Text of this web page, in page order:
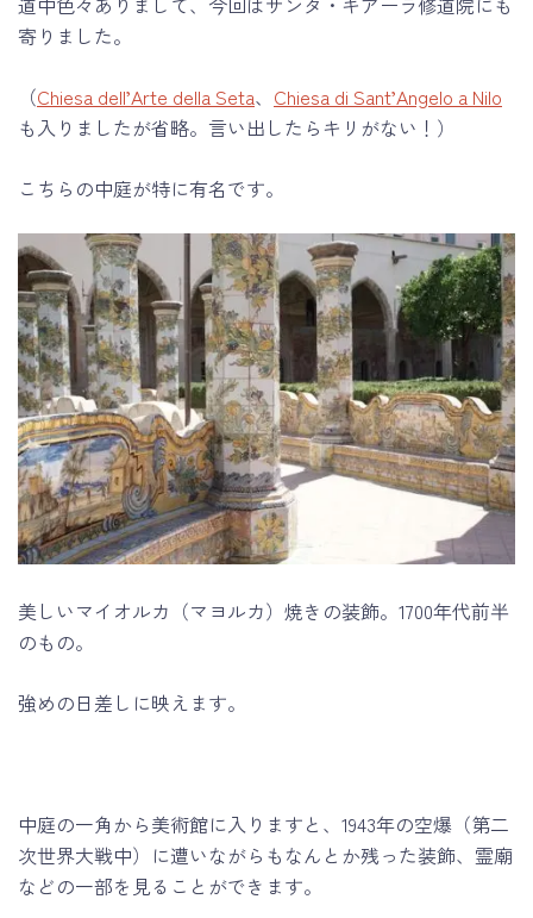
寄りました。
（Chiesa dell’Arte della Seta、 Chiesa di Sant’Angelo a Nilo
も入りましたが省略。言い出したらキリがない！）
こちらの中庭が特に有名です。
美しいマイオルカ（マヨルカ）焼きの装飾。1700年代前半
のもの。
強めの日差しに映えます。
中庭の一角から美術館に入りますと、1943年の空爆（第二
次世界大戦中）に遭いながらもなんとか残った装飾、霊廟
などの一部を見ることができます。